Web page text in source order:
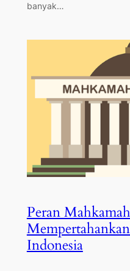
banyak…
Peran
Indonesia